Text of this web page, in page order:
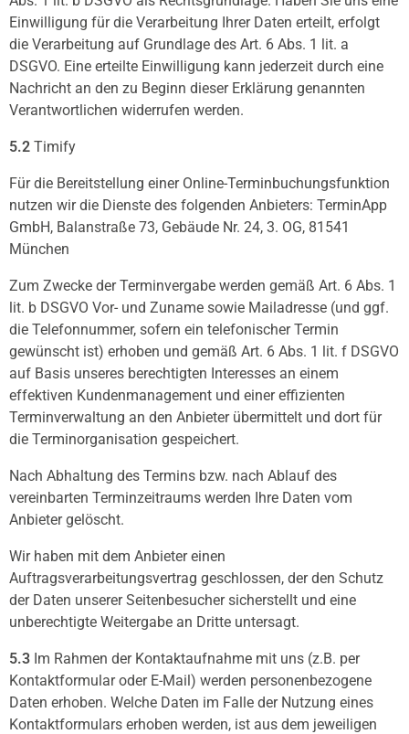
Einwilligung für die Verarbeitung Ihrer Daten erteilt, erfolgt
die Verarbeitung auf Grundlage des Art. 6 Abs. 1 lit. a
DSGVO. Eine erteilte Einwilligung kann jederzeit durch eine
Nachricht an den zu Beginn dieser Erklärung genannten
Verantwortlichen widerrufen werden.
5.2 Timify
Für die Bereitstellung einer Online-Terminbuchungsfunktion
nutzen wir die Dienste des folgenden Anbieters: TerminApp
GmbH, Balanstraße 73, Gebäude Nr. 24, 3. OG, 81541
München
Zum Zwecke der Terminvergabe werden gemäß Art. 6 Abs. 1
lit. b DSGVO Vor- und Zuname sowie Mailadresse (und ggf.
die Telefonnummer, sofern ein telefonischer Termin
gewünscht ist) erhoben und gemäß Art. 6 Abs. 1 lit. f DSGVO
auf Basis unseres berechtigten Interesses an einem
effektiven Kundenmanagement und einer effizienten
Terminverwaltung an den Anbieter übermittelt und dort für
die Terminorganisation gespeichert.
Nach Abhaltung des Termins bzw. nach Ablauf des
vereinbarten Terminzeitraums werden Ihre Daten vom
Anbieter gelöscht.
Wir haben mit dem Anbieter einen
Auftragsverarbeitungsvertrag geschlossen, der den Schutz
der Daten unserer Seitenbesucher sicherstellt und eine
unberechtigte Weitergabe an Dritte untersagt.
5.3 Im Rahmen der Kontaktaufnahme mit uns (z.B. per
Kontaktformular oder E-Mail) werden personenbezogene
Daten erhoben. Welche Daten im Falle der Nutzung eines
Kontaktformulars erhoben werden, ist aus dem jeweiligen